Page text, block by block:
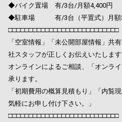
◆バイク置場 有/3台/月額4,400円
◆駐車場 有/3台（平置式）月額
□□□□□□□□□□□□□□□□□□□□□□□□□□□
「空室情報」「未公開部屋情報」共
社スタッフが正しくお伝えいたします
オンラインによるご相談、「オンラ
承ります。
「初期費用の概算見積もり」「内覧
気軽にお申し付け下さい。」
□□□□□□□□□□□□□□□□□□□□□□□□□□□